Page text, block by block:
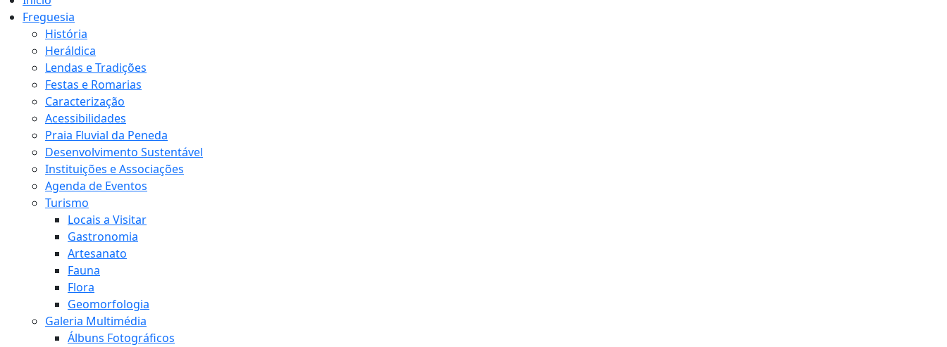
Freguesia
História
Heráldica
Lendas e Tradições
Festas e Romarias
Caracterização
Acessibilidades
Praia Fluvial da Peneda
Desenvolvimento Sustentável
Instituições e Associações
Agenda de Eventos
Turismo
Locais a Visitar
Gastronomia
Artesanato
Fauna
Flora
Geomorfologia
Galeria Multimédia
Álbuns Fotográficos